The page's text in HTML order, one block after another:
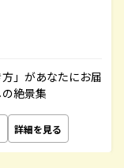
」があなたにお届
絶景集
詳細を見る